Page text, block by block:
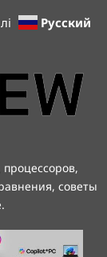
советы
Русский